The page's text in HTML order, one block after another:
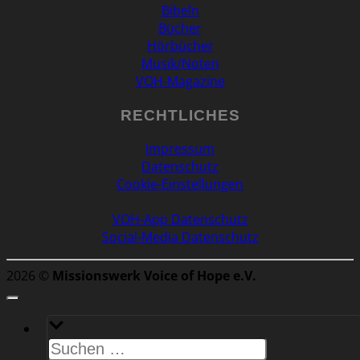
Bibeln
Bücher
Hörbücher
Musik/Noten
VOH-Magazine
RECHTLICHES
Impressum
Datenschutz
Cookie-Einstellungen
VOH-App Datenschutz
Social-Media Datenschutz
2026 © Missionswerk Voice of Hope e.V.